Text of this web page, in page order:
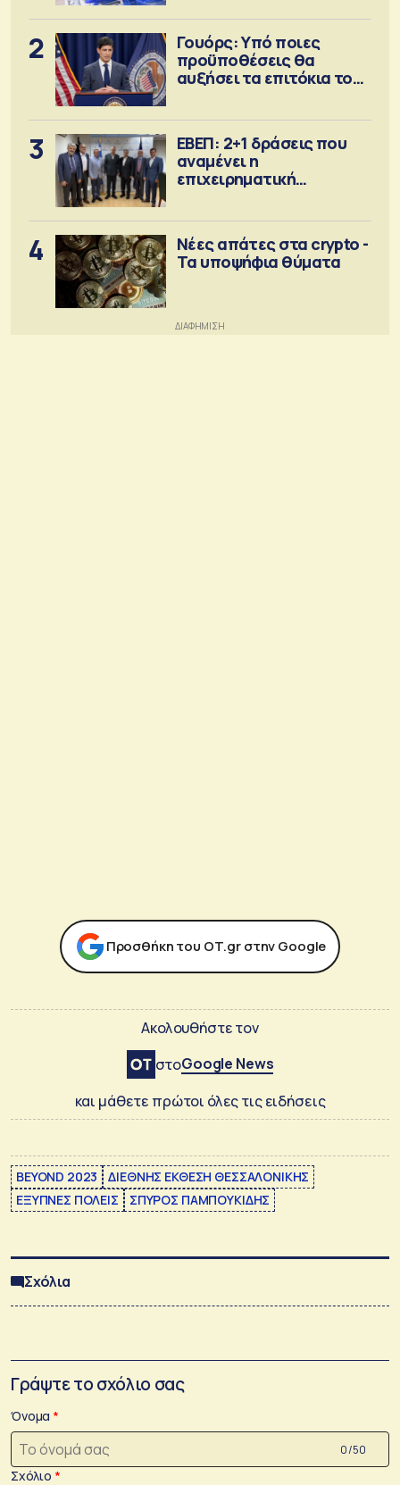
2
Γουόρς: Υπό ποιες
προϋποθέσεις θα
αυξήσει τα επιτόκια τον
3
ΕΒΕΠ: 2+1 δράσεις που
αναμένει η
επιχειρηματική
4
Νέες απάτες στα crypto -
Τα υποψήφια θύματα
Προσθήκη του ΟΤ.gr στην Google
Ακολουθήστε τον
στοGoogle News
και μάθετε πρώτοι όλες τις ειδήσεις
BEYOND 2023
ΔΙΕΘΝΗΣ ΕΚΘΕΣΗ ΘΕΣΣΑΛΟΝΙΚΗΣ
ΕΞΥΠΝΕΣ ΠΟΛΕΙΣ
ΣΠΥΡΟΣ ΠΑΜΠΟΥΚΙΔΗΣ
Σχόλια
Γράψτε το σχόλιο σας
Όνομα
0 /50
Σχόλιο